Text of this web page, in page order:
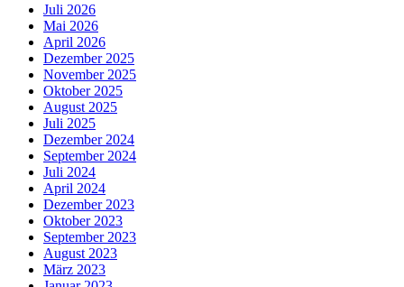
Juli 2026
Mai 2026
April 2026
Dezember 2025
November 2025
Oktober 2025
August 2025
Juli 2025
Dezember 2024
September 2024
Juli 2024
April 2024
Dezember 2023
Oktober 2023
September 2023
August 2023
März 2023